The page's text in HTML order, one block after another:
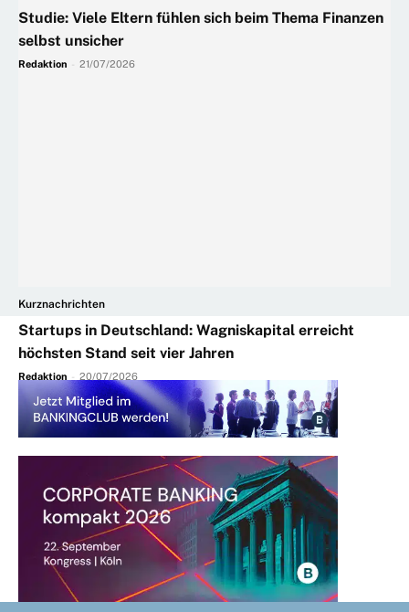
Studie: Viele Eltern fühlen sich beim Thema Finanzen
selbst unsicher
Redaktion 21/07/2026
Kurznachrichten
Startups in Deutschland: Wagniskapital erreicht
höchsten Stand seit vier Jahren
Redaktion - 20/07/2026